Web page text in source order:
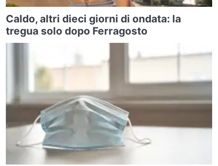
Caldo, altri dieci giorni di ondata: la
tregua solo dopo Ferragosto